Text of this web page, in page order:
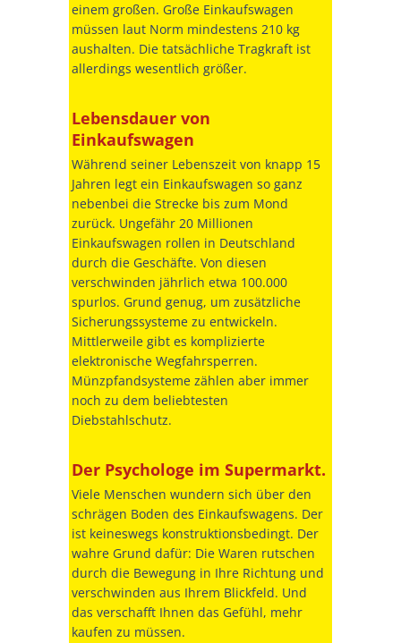
einem großen. Große Einkaufswagen
müssen laut Norm mindestens 210 kg
aushalten. Die tatsächliche Tragkraft ist
allerdings wesentlich größer.
Lebensdauer von
Einkaufswagen
Während seiner Lebenszeit von knapp 15
Jahren legt ein Einkaufswagen so ganz
nebenbei die Strecke bis zum Mond
zurück. Ungefähr 20 Millionen
Einkaufswagen rollen in Deutschland
durch die Geschäfte. Von diesen
verschwinden jährlich etwa 100.000
spurlos. Grund genug, um zusätzliche
Sicherungssysteme zu entwickeln.
Mittlerweile gibt es komplizierte
elektronische Wegfahrsperren.
Münzpfandsysteme zählen aber immer
noch zu dem beliebtesten
Diebstahlschutz.
Der Psychologe im Supermarkt.
Viele Menschen wundern sich über den
schrägen Boden des Einkaufswagens. Der
ist keineswegs konstruktionsbedingt. Der
wahre Grund dafür: Die Waren rutschen
durch die Bewegung in Ihre Richtung und
verschwinden aus Ihrem Blickfeld. Und
das verschafft Ihnen das Gefühl, mehr
kaufen zu müssen.